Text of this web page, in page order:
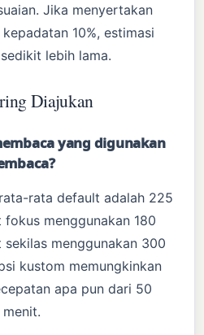
Jika menyertakan
10%, estimasi
lebih lama.
Diajukan
yang digunakan
rata default adalah 225
menggunakan 180
menggunakan 300
kustom memungkinkan
apa pun dari 50